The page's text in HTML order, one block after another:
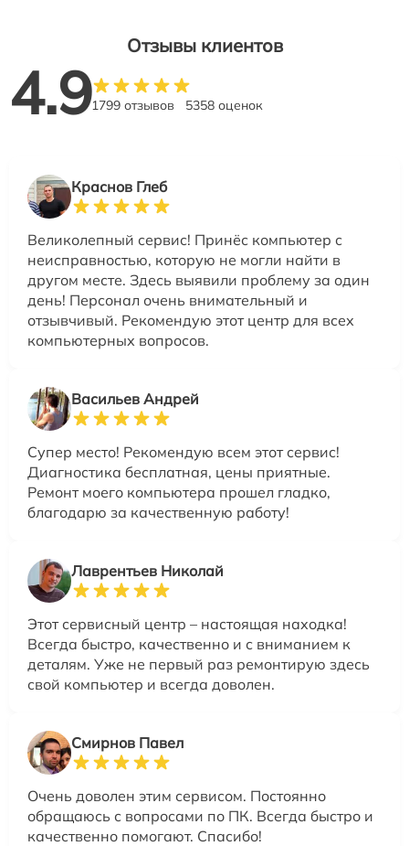
Отзывы клиентов
4.91799 отзывов 5358 оценок
Краснов Глеб
Великолепный сервис! Принёс компьютер с
неисправностью, которую не могли найти в
другом месте. Здесь выявили проблему за один
день! Персонал очень внимательный и
отзывчивый. Рекомендую этот центр для всех
компьютерных вопросов.
Васильев Андрей
Супер место! Рекомендую всем этот сервис!
Диагностика бесплатная, цены приятные.
Ремонт моего компьютера прошел гладко,
благодарю за качественную работу!
Лаврентьев Николай
Этот сервисный центр – настоящая находка!
Всегда быстро, качественно и с вниманием к
деталям. Уже не первый раз ремонтирую здесь
свой компьютер и всегда доволен.
Смирнов Павел
Очень доволен этим сервисом. Постоянно
обращаюсь с вопросами по ПК. Всегда быстро и
качественно помогают. Спасибо!